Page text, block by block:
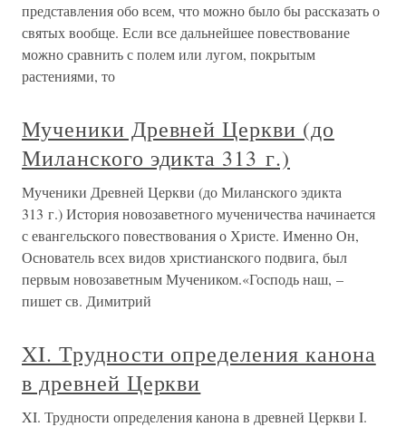
представления обо всем, что можно было бы рассказать о
святых вообще. Если все дальнейшее повествование
можно сравнить с полем или лугом, покрытым
растениями, то
Мученики Древней Церкви (до
Миланского эдикта 313 г.)
Мученики Древней Церкви (до Миланского эдикта
313 г.) История новозаветного мученичества начинается
с евангельского повествования о Христе. Именно Он,
Основатель всех видов христианского подвига, был
первым новозаветным Мучеником.«Господь наш, –
пишет св. Димитрий
XI. Трудности определения канона
в древней Церкви
XI. Трудности определения канона в древней Церкви I.